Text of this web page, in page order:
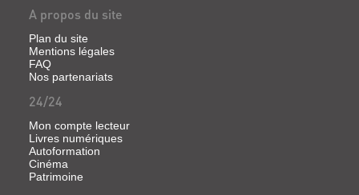
DES
TERTRES
ONZAIN
NOUS
ÉTAIT
CONT...
Sans
exemplaire
Bouffault,
Colette
Groupe
d'études
locales
d'Onzain
et
ses
environs,
2015
(Bulletin
A propos du site
Plan du site
Mentions légales
FAQ
Nos partenariats
24/24
Mon compte lecteur
Livres numériques
Autoformation
Cinéma
Patrimoine